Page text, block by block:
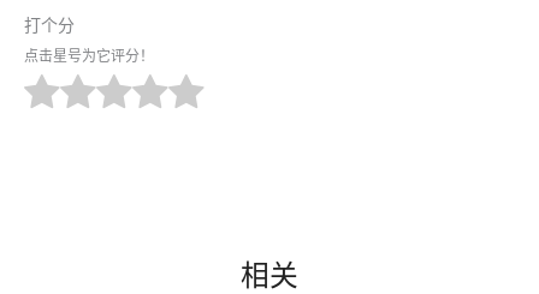
打个分
点击星号为它评分！
相关